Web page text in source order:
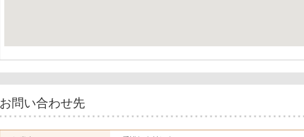
お問い合わせ先